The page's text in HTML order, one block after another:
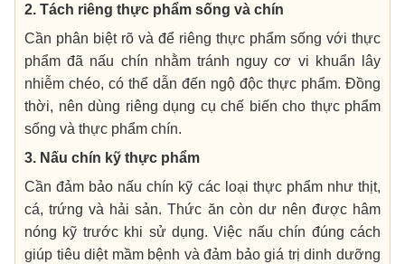
2. Tách riêng thực phẩm sống và chín
Cần phân biệt rõ và để riêng thực phẩm sống với thực
phẩm đã nấu chín nhằm tránh nguy cơ vi khuẩn lây
nhiễm chéo, có thể dẫn đến ngộ độc thực phẩm. Đồng
thời, nên dùng riêng dụng cụ chế biến cho thực phẩm
sống và thực phẩm chín.
3. Nấu chín kỹ thực phẩm
Cần đảm bảo nấu chín kỹ các loại thực phẩm như thịt,
cá, trứng và hải sản. Thức ăn còn dư nên được hâm
nóng kỹ trước khi sử dụng. Việc nấu chín đúng cách
giúp tiêu diệt mầm bệnh và đảm bảo giá trị dinh dưỡng